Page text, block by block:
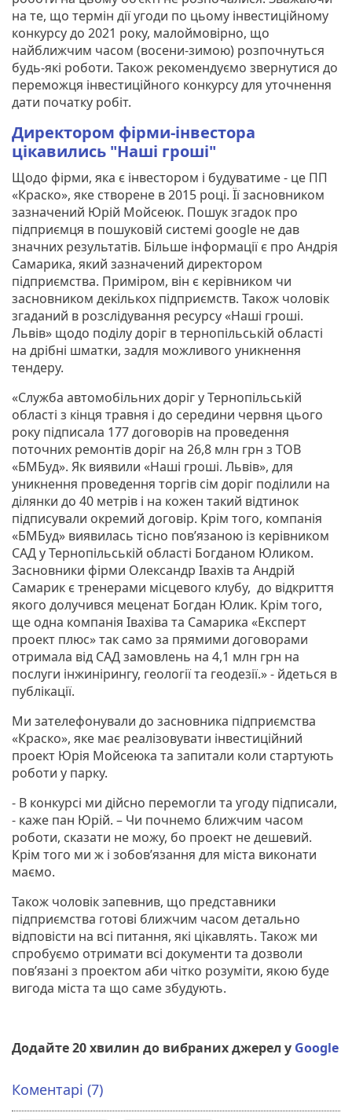
на те, що термін дії угоди по цьому інвестиційному
конкурсу до 2021 року, малоймовірно, що
найближчим часом (восени-зимою) розпочнуться
будь-які роботи. Також рекомендуємо звернутися до
переможця інвестиційного конкурсу для уточнення
дати початку робіт.
Директором фірми-інвестора
цікавились "Наші гроші"
Щодо фірми, яка є інвестором і будуватиме - це ПП
«Краско», яке створене в 2015 році. Її засновником
зазначений Юрій Мойсеюк. Пошук згадок про
підприємця в пошуковій системі google не дав
значних результатів. Більше інформації є про Андрія
Самарика, який зазначений директором
підприємства. Приміром, він є керівником чи
засновником декількох підприємств. Також чоловік
згаданий в розслідування ресурсу «Наші гроші.
Львів» щодо поділу доріг в тернопільській області
на дрібні шматки, задля можливого уникнення
тендеру.
«Служба автомобільних доріг у Тернопільській
області з кінця травня і до середини червня цього
року підписала 177 договорів на проведення
поточних ремонтів доріг на 26,8 млн грн з ТОВ
«БМБуд». Як виявили «Наші гроші. Львів», для
уникнення проведення торгів сім доріг поділили на
ділянки до 40 метрів і на кожен такий відтинок
підписували окремий договір. Крім того, компанія
«БМБуд» виявилась тісно пов’язаною із керівником
САД у Тернопільській області Богданом Юликом.
Засновники фірми Олександр Івахів та Андрій
Самарик є тренерами місцевого клубу, до відкриття
якого долучився меценат Богдан Юлик. Крім того,
ще одна компанія Івахіва та Самарика «Експерт
проект плюс» так само за прямими договорами
отримала від САД замовлень на 4,1 млн грн на
послуги інжинірингу, геології та геодезії.» - йдеться в
публікації.
Ми зателефонували до засновника підприємства
«Краско», яке має реалізовувати інвестиційний
проект Юрія Мойсеюка та запитали коли стартують
роботи у парку.
- В конкурсі ми дійсно перемогли та угоду підписали,
- каже пан Юрій. – Чи почнемо ближчим часом
роботи, сказати не можу, бо проект не дешевий.
Крім того ми ж і зобов’язання для міста виконати
маємо.
Також чоловік запевнив, що представники
підприємства готові ближчим часом детально
відповісти на всі питання, які цікавлять. Також ми
спробуємо отримати всі документи та дозволи
пов’язані з проектом аби чітко розуміти, якою буде
вигода міста та що саме збудують.
Додайте 20 хвилин до вибраних джерел у Google
Коментарі (7)